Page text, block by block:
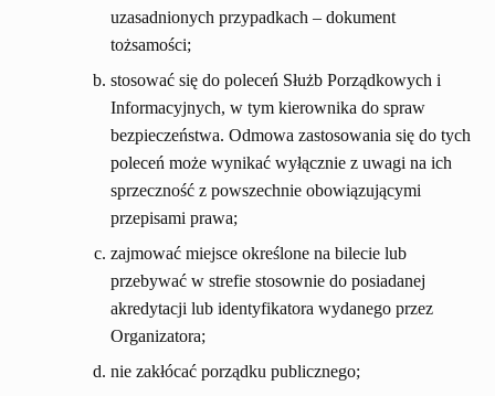
uzasadnionych przypadkach – dokument
tożsamości;
stosować się do poleceń Służb Porządkowych i
Informacyjnych, w tym kierownika do spraw
bezpieczeństwa. Odmowa zastosowania się do tych
poleceń może wynikać wyłącznie z uwagi na ich
sprzeczność z powszechnie obowiązującymi
przepisami prawa;
zajmować miejsce określone na bilecie lub
przebywać w strefie stosownie do posiadanej
akredytacji lub identyfikatora wydanego przez
Organizatora;
nie zakłócać porządku publicznego;